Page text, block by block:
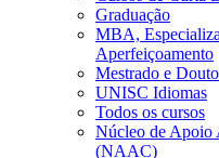
Graduação
MBA,
Aperfeiçoamento
Mestrado e
UNISC Idiomas
Todos os cursos
Núcleo de Apoio
(NAAC)